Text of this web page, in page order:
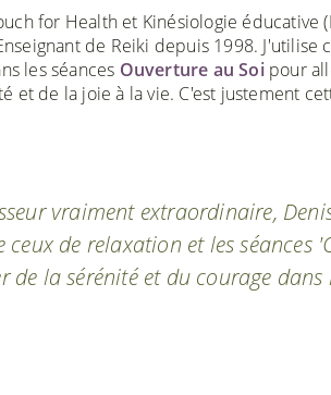
for Health et Kinésiologie éducative
de Reiki depuis 1998. J'utilise
les séances Ouverture au Soipour
et de la joie à la vie. C'est justement
vraiment extraordinaire,
ceux de relaxation et les séances
la sérénité et du courage dans